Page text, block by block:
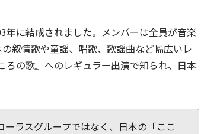
年に結成されました。メンバーは全員が音楽
叙情歌や童謡、唱歌、歌謡曲など幅広いレ
ろの歌』へのレギュラー出演で知られ、日本
ラスグループではなく、日本の「ここ